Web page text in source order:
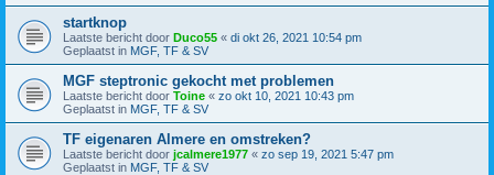
startknop
Laatste bericht door Duco55 « di okt 26, 2021 10:54 pm
Geplaatst in MGF, TF & SV
MGF steptronic gekocht met problemen
Laatste bericht door Toine « zo okt 10, 2021 10:43 pm
Geplaatst in MGF, TF & SV
TF eigenaren Almere en omstreken?
Laatste bericht door jcalmere1977 « zo sep 19, 2021 5:47 pm
Geplaatst in MGF, TF & SV